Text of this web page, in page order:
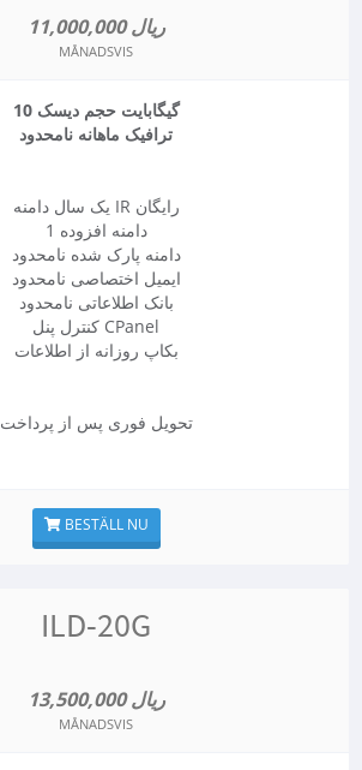
11,000,000 ریال
MÅNADSVIS
10 گیگابایت حجم دیسک
ترافیک ماهانه نامحدود
یک سال دامنه IR رایگان
1 دامنه افزوده
دامنه پارک شده نامحدود
ایمیل اختصاصی نامحدود
بانک اطلاعاتی نامحدود
کنترل پنل CPanel
بکاپ روزانه از اطلاعات
تحویل فوری پس از پرداخت
BESTÄLL NU
ILD-20G
13,500,000 ریال
MÅNADSVIS